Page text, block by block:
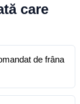
care
de frâna